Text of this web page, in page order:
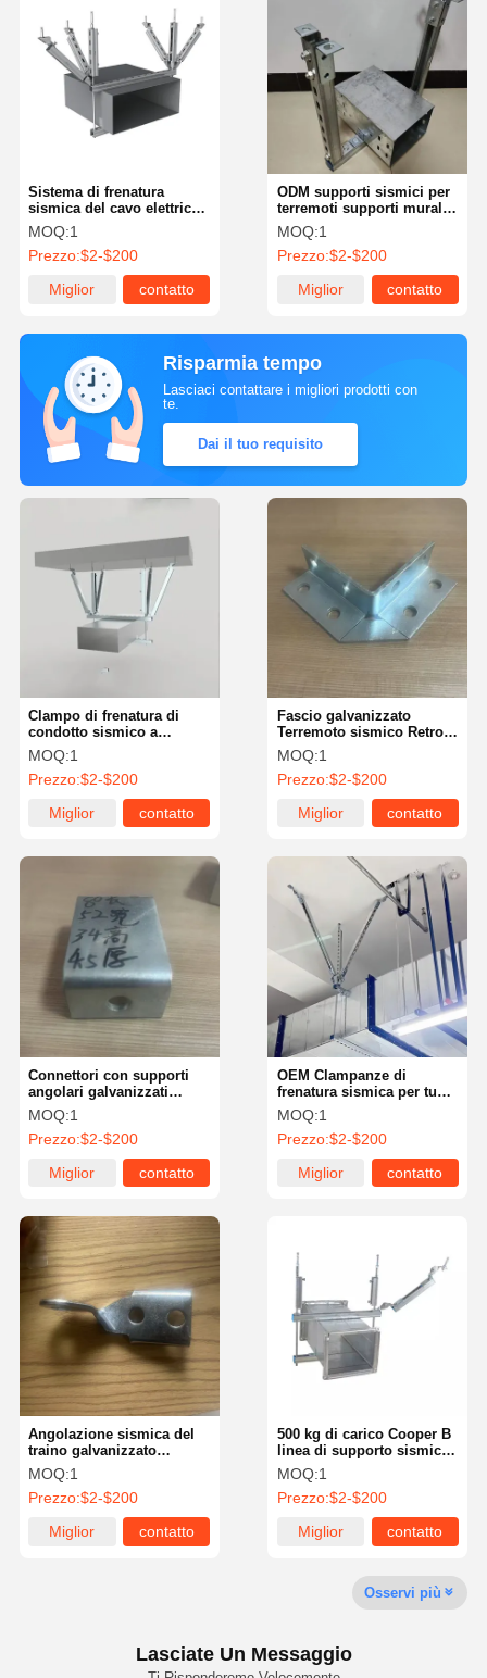
Casa. Prodotti
Visita Alla
Fabbrica
Controllo
Della Qualità
Contattaci Notizie
Sistema di frenatura
sismica del cavo elettrico
regolabile per resistenza
al terremoto
MOQ:1
Prezzo:$2-$200
Miglior
contatto
ODM supporti sismici per
terremoti supporti murali
galvanizzati accessori di
supporto
MOQ:1
Prezzo:$2-$200
Miglior
contatto
Risparmia tempo
Lasciaci contattare i migliori prodotti con
te.
Dai il tuo requisito
Fascio galvanizzato
Terremoto sismico Retrofit
Brackets Sostegno
strutturale 6x6
MOQ:1
Prezzo:$2-$200
Miglior
contatto
Clampo di frenatura di
condotto sismico a
incastro galvanizzato
leggero resistente alla
corrosione
MOQ:1
Prezzo:$2-$200
Miglior
contatto
OEM Clampanze di
frenatura sismica per tubi
a prova di urti
MOQ:1
Prezzo:$2-$200
Miglior
contatto
Connettori con supporti
angolari galvanizzati
senza cuciture per cornici
sismiche
MOQ:1
Prezzo:$2-$200
Miglior
contatto
500 kg di carico Cooper B
linea di supporto sismico
per il braccaggio del
condotto personalizzato
MOQ:1
Prezzo:$2-$200
Miglior
contatto
Angolazione sismica del
traino galvanizzato
immerso a caldo bracciale
angolari anti ruggine
MOQ:1
Prezzo:$2-$200
Miglior
contatto
Osservi più
Lasciate Un Messaggio